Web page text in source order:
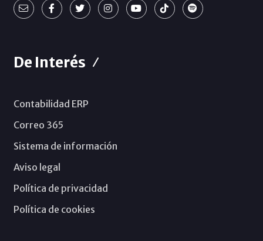
De Interés
Contabilidad ERP
Correo 365
Sistema de información
Aviso legal
Política de privacidad
Política de cookies